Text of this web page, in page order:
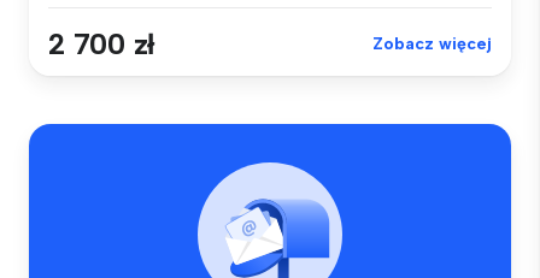
2 700 zł Zobacz więcej